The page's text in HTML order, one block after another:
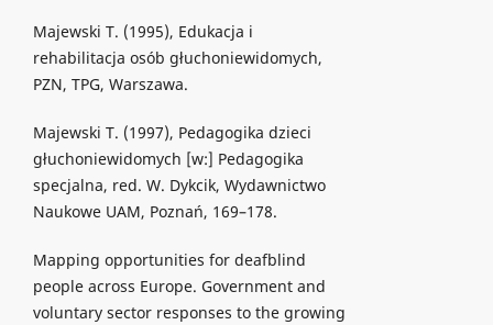
Majewski T. (1995), Edukacja i
rehabilitacja osób głuchoniewidomych,
PZN, TPG, Warszawa.
Majewski T. (1997), Pedagogika dzieci
głuchoniewidomych [w:] Pedagogika
specjalna, red. W. Dykcik, Wydawnictwo
Naukowe UAM, Poznań, 169–178.
Mapping opportunities for deafblind
people across Europe. Government and
voluntary sector responses to the growing